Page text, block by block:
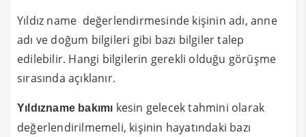
Yıldız name değerlendirmesinde kişinin adı, anne
adı ve doğum bilgileri gibi bazı bilgiler talep
edilebilir. Hangi bilgilerin gerekli olduğu görüşme
sırasında açıklanır.
Yıldızname bakımı kesin gelecek tahmini olarak
değerlendirilmemeli, kişinin hayatındaki bazı